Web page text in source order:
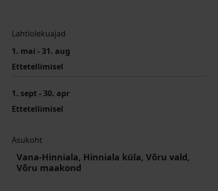
Lahtiolekuajad
1. mai - 31. aug
Ettetellimisel
1. sept - 30. apr
Ettetellimisel
Asukoht
Vana-Hinniala, Hinniala küla, Võru vald,
Võru maakond